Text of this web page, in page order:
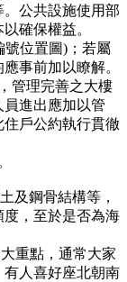
公共設施使用部
確保權益。
號位置圖)；若屬
事前加以瞭解。
管理完善之大樓
進出應加以管
戶公約執行貫徹
及鋼骨結構等，
度，至於是否為海
重點，通常大家
人喜好座北朝南